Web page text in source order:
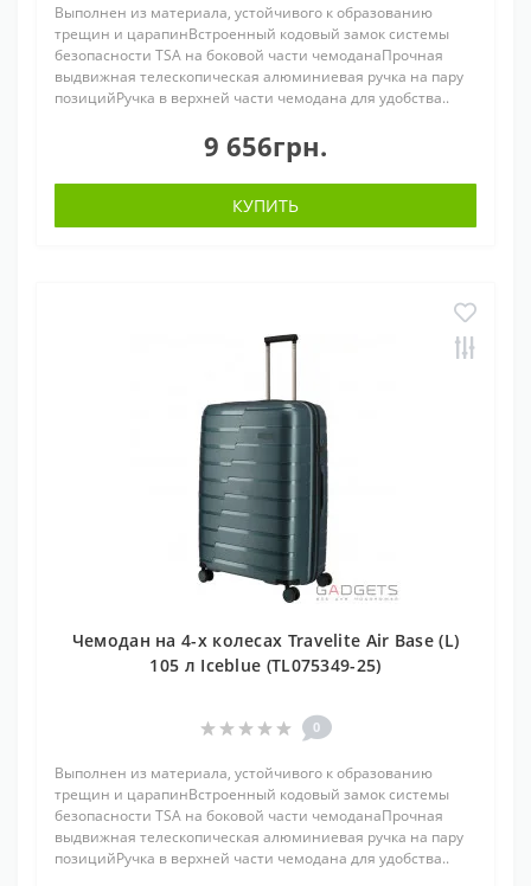
Выполнен из материала, устойчивого к образованию
трещин и царапинВстроенный кодовый замок системы
безопасности TSA на боковой части чемоданаПрочная
выдвижная телескопическая алюминиевая ручка на пару
позицийРучка в верхней части чемодана для удобства..
9 656грн.
КУПИТЬ
Чемодан на 4-х колесах Travelite Air Base (L)
105 л Iceblue (TL075349-25)
0
Выполнен из материала, устойчивого к образованию
трещин и царапинВстроенный кодовый замок системы
безопасности TSA на боковой части чемоданаПрочная
выдвижная телескопическая алюминиевая ручка на пару
позицийРучка в верхней части чемодана для удобства..